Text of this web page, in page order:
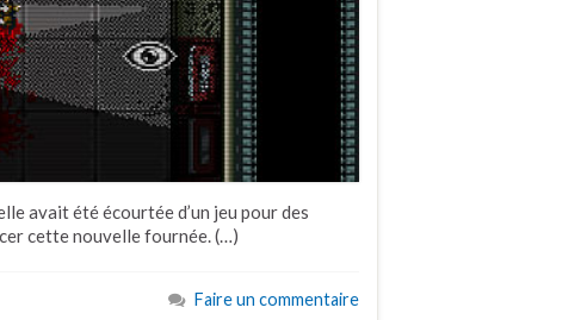
avait été écourtée d’un jeu pour des
cette nouvelle fournée. (…)
Faire un commentaire